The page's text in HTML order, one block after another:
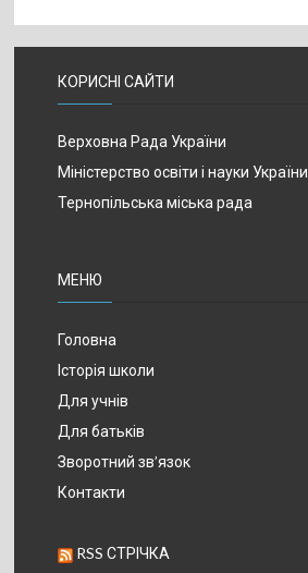
КОРИСНІ САЙТИ
Верховна Рада України
Міністерство освіти і науки України
Тернопільська міська рада
МЕНЮ
Головна
Історія школи
Для учнів
Для батьків
Зворотний зв’язок
Контакти
RSS СТРІЧКА